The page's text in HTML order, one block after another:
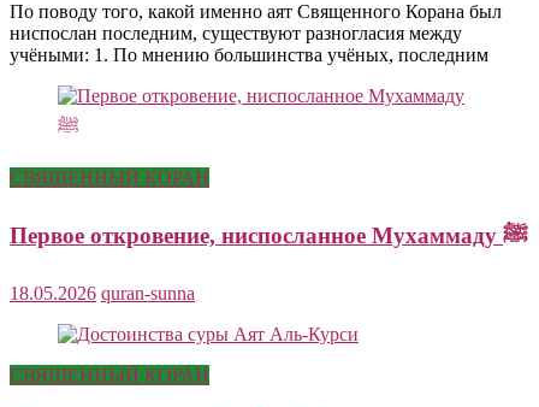
По поводу того, какой именно аят Священного Корана был
ниспослан последним, существуют разногласия между
учёными: 1. По мнению большинства учёных, последним
СВЯЩЕННЫЙ КОРАН
Первое откровение, ниспосланное Мухаммаду ﷺ
18.05.2026 quran-sunna
СВЯЩЕННЫЙ КОРАН